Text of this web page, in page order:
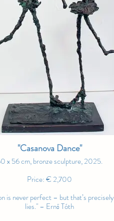
"Casanova Dance"
x 56 cm, bronze sculpture, 2025.
Price: € 2,700
is never perfect – but that’s
lies." – Ernő Tóth